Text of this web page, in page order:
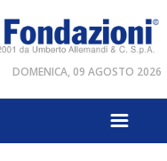
DOMENICA, 09 AGOSTO 2026